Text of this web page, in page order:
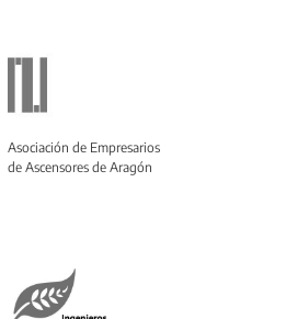
Asociación de Empresarios
de Ascensores de Aragón